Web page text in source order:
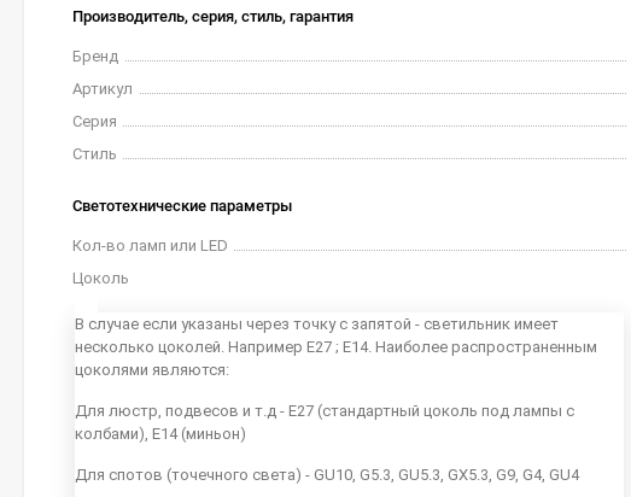
Производитель, серия, стиль, гарантия
Бренд
Артикул
Серия
Стиль
Светотехнические параметры
Кол-во ламп или LED
Цоколь
В случае если указаны через точку с запятой - светильник имеет
несколько цоколей. Например E27 ; E14. Наиболее распространенным
цоколями являются:
Для люстр, подвесов и т.д - E27 (стандартный цоколь под лампы с
колбами), E14 (миньон)
Для спотов (точечного света) - GU10, G5.3, GU5.3, GX5.3, G9, G4, GU4